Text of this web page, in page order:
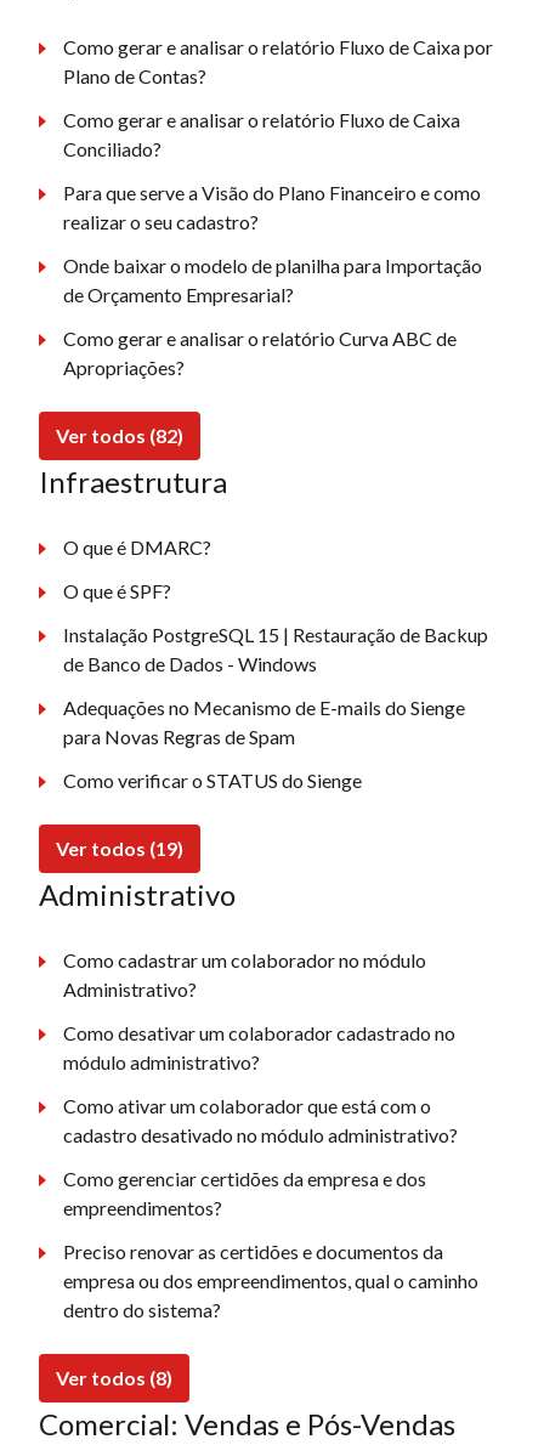
Como gerar e analisar o relatório Fluxo de Caixa por
Plano de Contas?
Como gerar e analisar o relatório Fluxo de Caixa
Conciliado?
Para que serve a Visão do Plano Financeiro e como
realizar o seu cadastro?
Onde baixar o modelo de planilha para Importação
de Orçamento Empresarial?
Como gerar e analisar o relatório Curva ABC de
Apropriações?
Ver todos (82)
Infraestrutura
O que é DMARC?
O que é SPF?
Instalação PostgreSQL 15 | Restauração de Backup
de Banco de Dados - Windows
Adequações no Mecanismo de E-mails do Sienge
para Novas Regras de Spam
Como verificar o STATUS do Sienge
Ver todos (19)
Administrativo
Como cadastrar um colaborador no módulo
Administrativo?
Como desativar um colaborador cadastrado no
módulo administrativo?
Como ativar um colaborador que está com o
cadastro desativado no módulo administrativo?
Como gerenciar certidões da empresa e dos
empreendimentos?
Preciso renovar as certidões e documentos da
empresa ou dos empreendimentos, qual o caminho
dentro do sistema?
Ver todos (8)
Comercial: Vendas e Pós-Vendas